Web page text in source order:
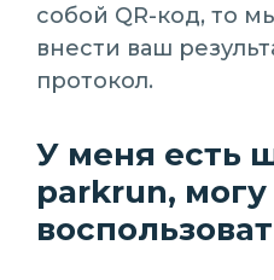
собой QR-код, то
внести ваш
протокол.
У меня есть
parkrun, могу